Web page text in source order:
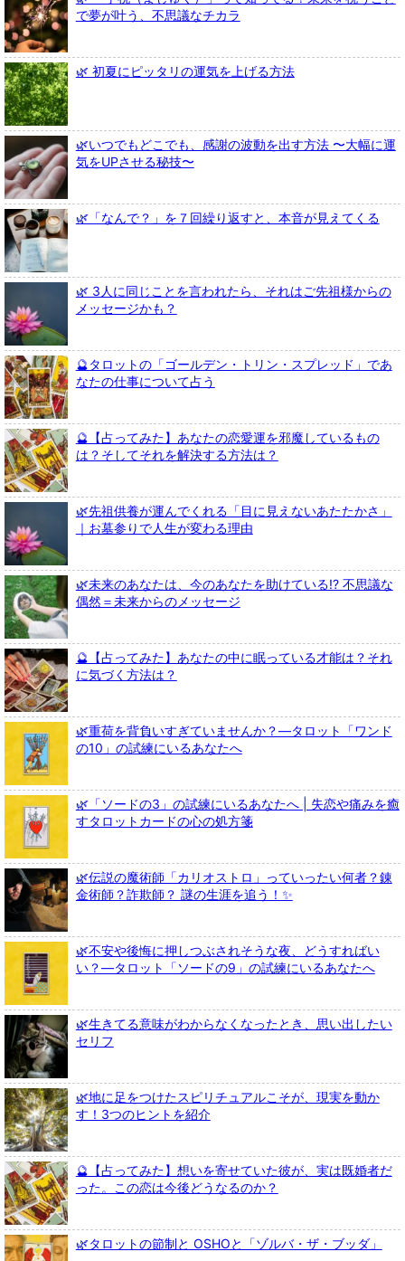
で夢が叶う、不思議なチカラ
🌿 初夏にピッタリの運気を上げる方法
🌿いつでもどこでも、感謝の波動を出す方法 〜大幅に運
気をUPさせる秘技〜
🌿「なんで？」を７回繰り返すと、本音が見えてくる
🌿 3人に同じことを言われたら、それはご先祖様からの
メッセージかも？
🔮タロットの「ゴールデン・トリン・スプレッド」であ
なたの仕事について占う
🔮【占ってみた】あなたの恋愛運を邪魔しているもの
は？そしてそれを解決する方法は？
🌿先祖供養が運んでくれる「目に見えないあたたかさ」
｜お墓参りで人生が変わる理由
🌿未来のあなたは、今のあなたを助けている!? 不思議な
偶然＝未来からのメッセージ
🔮【占ってみた】あなたの中に眠っている才能は？それ
に気づく方法は？
🌿重荷を背負いすぎていませんか？—タロット「ワンド
の10」の試練にいるあなたへ
🌿「ソードの3」の試練にいるあなたへ | 失恋や痛みを癒
すタロットカードの心の処方箋
🌿伝説の魔術師「カリオストロ」っていったい何者？錬
金術師？詐欺師？ 謎の生涯を追う！✨
🌿不安や後悔に押しつぶされそうな夜、どうすればい
い？—タロット「ソードの9」の試練にいるあなたへ
🌿生きてる意味がわからなくなったとき、思い出したい
セリフ
🌿地に足をつけたスピリチュアルこそが、現実を動か
す！3つのヒントを紹介
🔮【占ってみた】想いを寄せていた彼が、実は既婚者だ
った。この恋は今後どうなるのか？
🌿タロットの節制と OSHOと「ゾルバ・ザ・ブッダ」